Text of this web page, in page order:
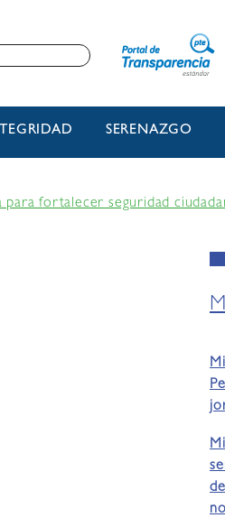
SERENAZGO
fortalecer seguridad